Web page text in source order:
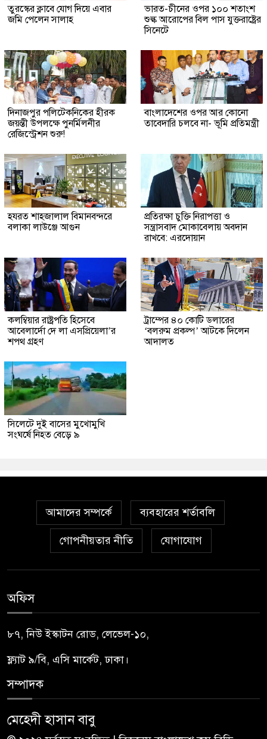
তুরস্কের ক্লাবে যোগ দিয়ে এবার
জমি পেলেন সালাহ
ভারত-চীনের ওপর ১০০ শতাংশ
শুল্ক আরোপের বিল পাস যুক্তরাষ্ট্রের
সিনেটে
দিনাজপুর পলিটেকনিকের হীরক
জয়ন্তী উপলক্ষে পুনর্মিলনীর
রেজিস্ট্রেশন শুরু!
বাংলাদেশের ওপর আর কোনো
তাবেদারি চলবে না- ভূমি প্রতিমন্ত্রী
হযরত শাহজালাল বিমানবন্দরে
বলাকা লাউঞ্জে আগুন
প্রতিরক্ষা চুক্তি নিরাপত্তা ও
সন্ত্রাসবাদ মোকাবেলায় অবদান
রাখবে: এরদোয়ান
কলম্বিয়ার রাষ্ট্রপতি হিসেবে
আবেলার্দো দে লা এসপ্রিয়েলা’র
শপথ গ্রহণ
ট্রাম্পের ৪০ কোটি ডলারের
‘বলরুম প্রকল্প’ আটকে দিলেন
আদালত
সিলেটে দুই বাসের মুখোমুখি
সংঘর্ষে নিহত বেড়ে ৯
আমাদের সম্পর্কে ব্যবহারের শর্তাবলি
গোপনীয়তার নীতি যোগাযোগ
অফিস
৮৭, নিউ ইস্কাটন রোড, লেভেল-১০,
ফ্ল্যাট ৯/বি, এসি মার্কেট, ঢাকা।
সম্পাদক
মেহেদী হাসান বাবু